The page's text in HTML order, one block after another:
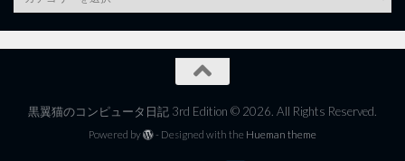
黒翼猫のコンピュータ日記 3rd Edition © 2026. All Rights Reserved.
Powered by - Designed with the Hueman theme